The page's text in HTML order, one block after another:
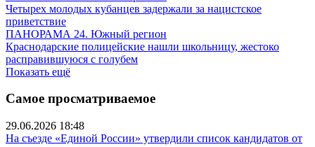
Четырех молодых кубанцев задержали за нацистское
приветствие
ПАНОРАМА 24. Южный регион
Краснодарские полицейские нашли школьницу, жестоко
расправившуюся с голубем
Показать ещё
Самое просматриваемое
29.06.2026 18:48
На съезде «Единой России» утвердили список кандидатов от